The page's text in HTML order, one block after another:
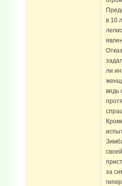
в 10
ли
ведь
за